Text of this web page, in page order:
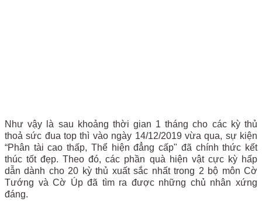
Như vậy là sau khoảng thời gian 1 tháng cho các kỳ thủ
thoả sức đua top thì vào ngày 14/12/2019 vừa qua, sự kiện
“Phân tài cao thấp, Thể hiện đẳng cấp" đã chính thức kết
thúc tốt đẹp. Theo đó, các phần quà hiện vật cực kỳ hấp
dẫn dành cho 20 kỳ thủ xuất sắc nhất trong 2 bộ môn Cờ
Tướng và Cờ Úp đã tìm ra được những chủ nhân xứng
đáng.